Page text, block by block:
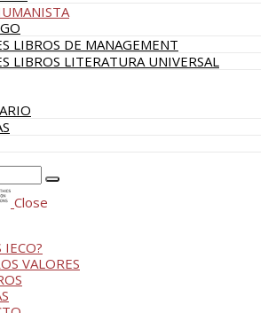
LIBROS DE MANAGEMENT
LIBROS LITERATURA UNIVERSAL
Close
IECO?
VALORES